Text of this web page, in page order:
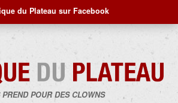
du Plateau sur Facebook
POUR DES CLOWNS